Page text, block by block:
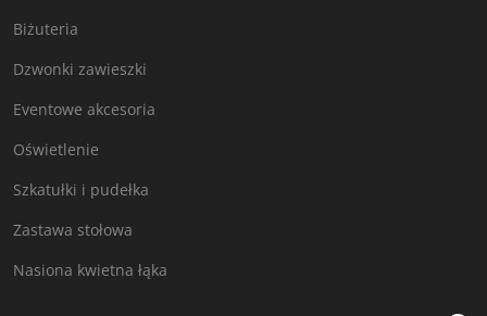
Biżuteria
Dzwonki zawieszki
Eventowe akcesoria
Oświetlenie
Szkatułki i pudełka
Zastawa stołowa
Nasiona kwietna łąka